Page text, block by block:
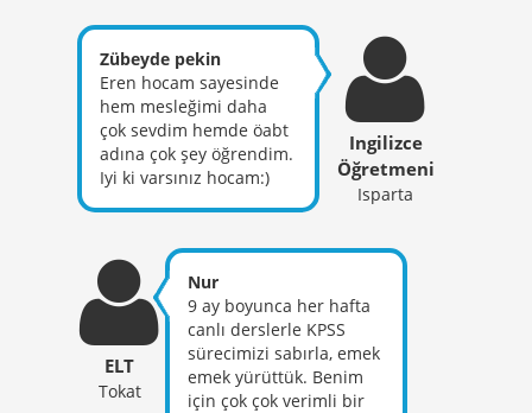
ve ÖSYM’nin bakış
olan çok başarılı bir
hocamız bence. Eren
hoca alanımızda iyi
olmasının dışında
tavsiyeleriyle ve zaman
zaman anlattığı
anekdotlarıyla bolca
bence :) Her şey için
teşekkür ederiz Eren
hocam inşallah sizin gibi
öğretmenler olabiliriz ve
güzel bireyler
yetiştirebiliriz
için kattıklarının yanı
sıra öğretmenlik mesleği
için de bizlere çok iyi bir
model oldu. İyi ki
varsınız hocam her şey
gönlünüzce olsun.
Zübeyde pekin
Eren hocam sayesinde
hem mesleğimi daha
çok sevdim hemde öabt
adına çok şey öğrendim.
Iyi ki varsınız hocam:)
Ingilizce
Öğretmeni
Isparta
ELT
Tokat
Nur
9 ay boyunca her hafta
canlı derslerle KPSS
sürecimizi sabırla, emek
emek yürüttük. Benim
için çok çok verimli bir